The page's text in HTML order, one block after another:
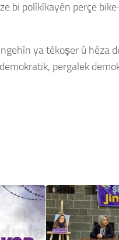
bi polîkîkayên perçe
ya têkoşer û hêza
pergalek